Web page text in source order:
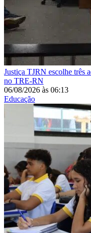
Justiça TJRN escolhe três
no TRE-RN
06/08/2026 às 06:13
Educação